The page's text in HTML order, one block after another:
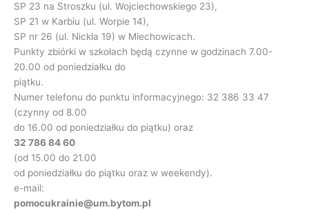
SP 23 na Stroszku (ul. Wojciechowskiego 23),
SP 21 w Karbiu (ul. Worpie 14),
SP nr 26 (ul. Nickla 19) w Miechowicach.
Punkty zbiórki w szkołach będą czynne w godzinach 7.00-
20.00 od poniedziałku do
piątku.
Numer telefonu do punktu informacyjnego: 32 386 33 47
(czynny od 8.00
do 16.00 od poniedziałku do piątku) oraz
32 786 84 60
(od 15.00 do 21.00
od poniedziałku do piątku oraz w weekendy).
e-mail:
pomocukrainie@um.bytom.pl